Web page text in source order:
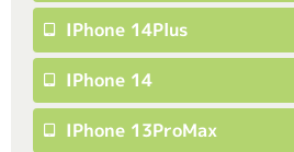
IPhone 14Plus
IPhone 14
IPhone 13ProMax